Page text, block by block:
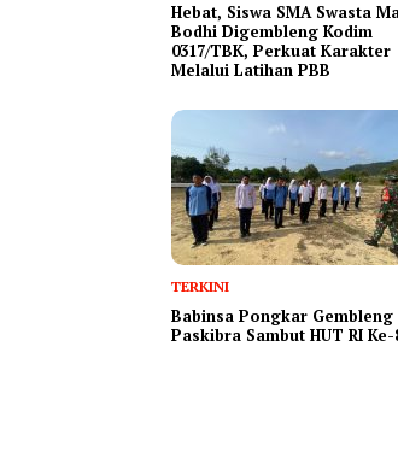
Hebat, Siswa SMA Swasta
Bodhi Digembleng Kodim
0317/TBK, Perkuat Karakter
Melalui Latihan PBB
TERKINI
Babinsa Pongkar Gembleng
Paskibra Sambut HUT RI Ke-